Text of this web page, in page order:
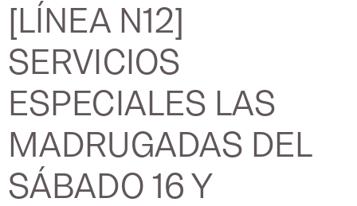
[LÍNEA N12]
SERVICIOS
ESPECIALES LAS
MADRUGADAS DEL
SÁBADO 16 Y